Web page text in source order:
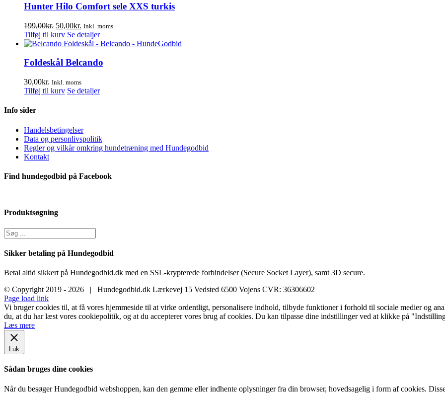
varianter.
Mulighederne
kan
vælges
på
varesiden
Hunter Hilo Comfort sele XXS turkis
199,00kr. Den
oprindelige
pris
199,00kr..
50,00kr. Den
aktuelle
pris
50,00kr..
Inkl. moms
Tilføj til kurv Se detaljer
Foldeskål Belcando
30,00kr. Inkl. moms
Tilføj til kurv Se detaljer
Info sider
Handelsbetingelser
Data og personlivspolitik
Regler og vilkår omkring hundetræning med Hundegodbid
Kontakt
Find hundegodbid på Facebook
Produktsøgning
Sikker betaling på Hundegodbid
Betal altid sikkert på Hundegodbid.dk med en SSL-krypterede forbindelser (Secure Socket Layer), samt 3D secure.
© Copyright 2019 - 2026 | Hundegodbid.dk Lærkevej 15 Vedsted 6500 Vojens CVR: 36306602
Facebook
Instagram
E-
mail
Page load link
Vi bruger cookies til, at få vores hjemmeside til at virke ordentligt, personalisere indhold, tilbyde funktioner i forhold til sociale medier og
du, at du har læst vores cookiepolitik, og at du accepterer vores brug af cookies. Du kan tilpasse dine indstillinger ved at klikke på
Læs mere
Luk
Sådan bruges dine cookies
Når du besøger Hundegodbid webshoppen, kan den gemme eller indhente oplysninger fra din browser, hovedsagelig i form af cookies.